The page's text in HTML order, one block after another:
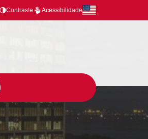
Contraste Acessibilidade